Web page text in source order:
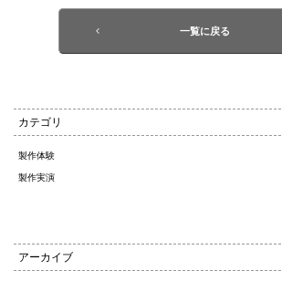
一覧に戻る
カテゴリ
製作体験
製作実演
アーカイブ